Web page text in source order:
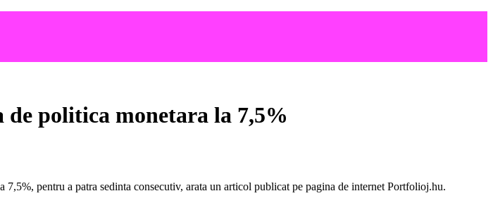
politica monetara la 7,5%
pentru a patra sedinta consecutiv, arata un articol publicat pe pagina de internet Portfolioj.hu.